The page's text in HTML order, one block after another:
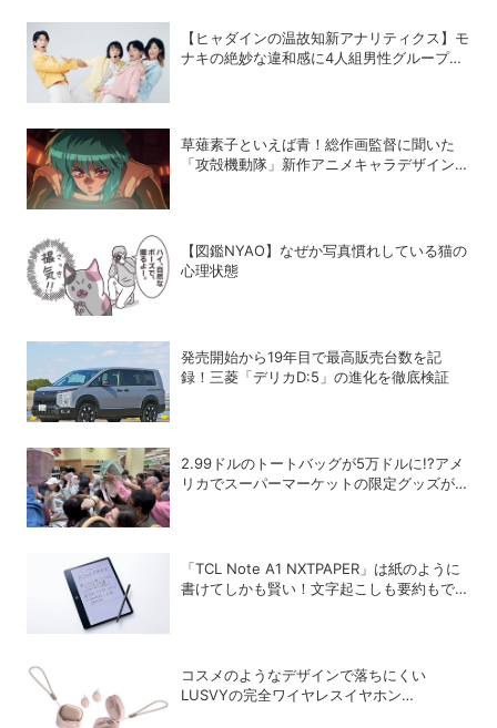
【ヒャダインの温故知新アナリティクス】モ
ナキの絶妙な違和感に4人組男性グループの
草薙素子といえば青！総作画監督に聞いた
「攻殻機動隊」新作アニメキャラデザインの
【図鑑NYAO】なぜか写真慣れしている猫の
心理状態
発売開始から19年目で最高販売台数を記
録！三菱「デリカD:5」の進化を徹底検証
2.99ドルのトートバッグが5万ドルに!?アメ
リカでスーパーマーケットの限定グッズが争
「TCL Note A1 NXTPAPER」は紙のように
書けてしかも賢い！文字起こしも要約もでき
コスメのようなデザインで落ちにくい
LUSVYの完全ワイヤレスイヤホン